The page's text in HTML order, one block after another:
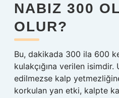
NABIZ 300
OLUR?
Bu, dakikada 300 ila 600
kulakçığına verilen
edilmezse kalp
korkulan yan etki, kalpte